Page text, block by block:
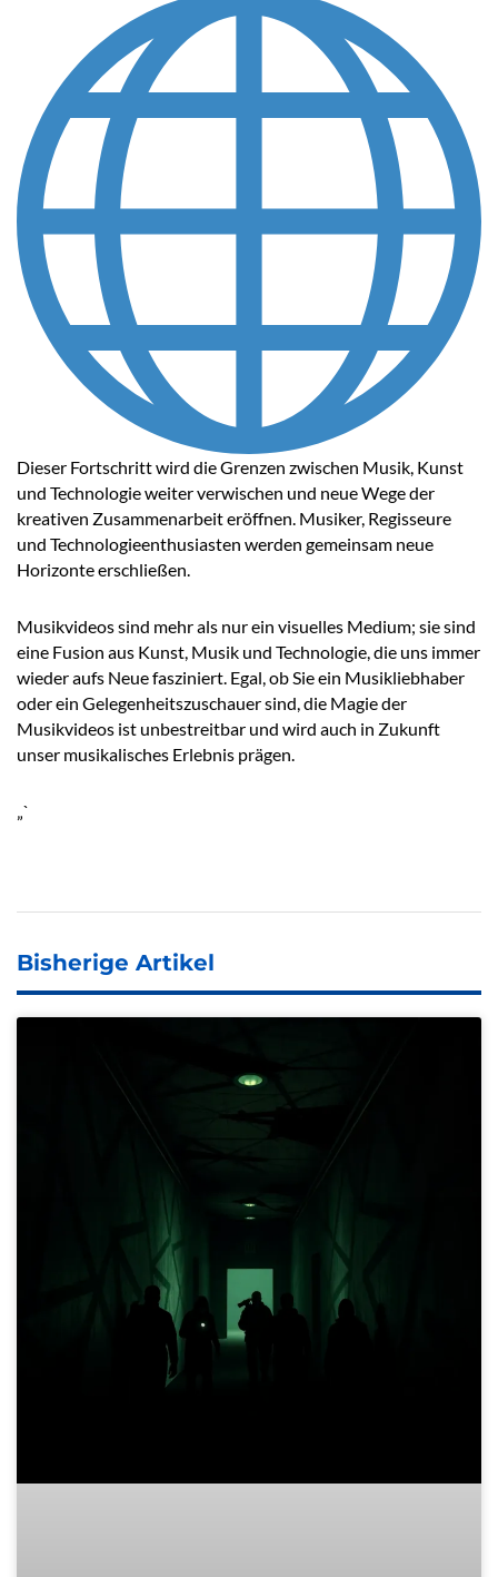
Dieser Fortschritt wird die Grenzen zwischen Musik, Kunst
und Technologie weiter verwischen und neue Wege der
kreativen Zusammenarbeit eröffnen. Musiker, Regisseure
und Technologieenthusiasten werden gemeinsam neue
Horizonte erschließen.
Musikvideos sind mehr als nur ein visuelles Medium; sie sind
eine Fusion aus Kunst, Musik und Technologie, die uns immer
wieder aufs Neue fasziniert. Egal, ob Sie ein Musikliebhaber
oder ein Gelegenheitszuschauer sind, die Magie der
Musikvideos ist unbestreitbar und wird auch in Zukunft
unser musikalisches Erlebnis prägen.
„`
Bisherige Artikel